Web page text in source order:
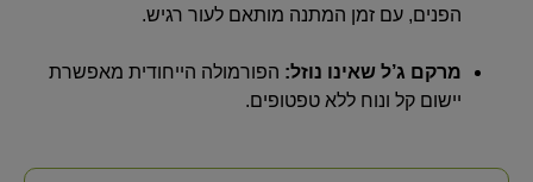
הפנים, עם זמן המתנה מותאם לעור רגיש.
מרקם ג’ל שאינו נוזל: הפורמולה הייחודית מאפשרת
יישום קל ונוח ללא טפטופים.